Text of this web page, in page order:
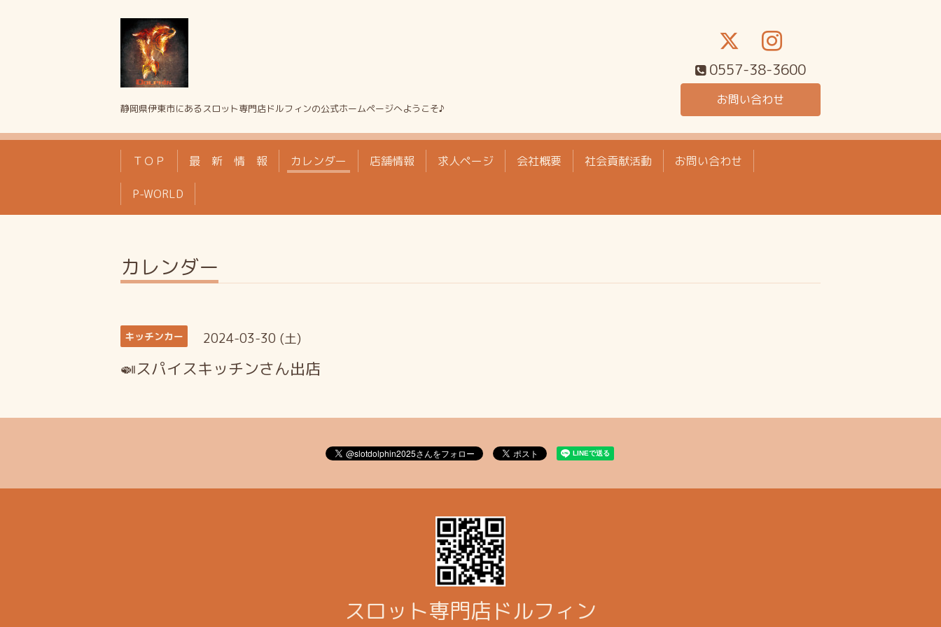
静岡県伊東市にあるスロット専門店ドルフィンの公式ホームページへようこそ♪
0557-38-3600
お問い合わせ
ＴＯＰ 最 新 情 報 カレンダー 店舗情報 求人ページ 会社概要 社会貢献活動 お問い合わせ
P-WORLD
カレンダー
キッチンカー 2024-03-30 (土)
🍛スパイスキッチンさん出店
スロット専門店ドルフィン